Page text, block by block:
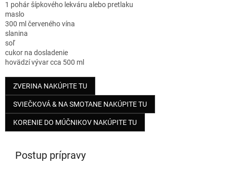
1 pohár šípkového lekváru alebo pretlaku
maslo
300 ml červeného vína
slanina
soľ
cukor na dosladenie
hovädzí vývar cca 500 ml
ZVERINA NAKÚPITE TU
SVIEČKOVÁ & NA SMOTANE NAKÚPITE TU
KORENIE DO MÚČNIKOV NAKÚPITE TU
Postup prípravy